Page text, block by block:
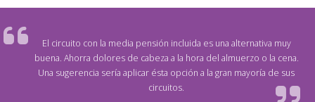
El circuito con la media pensión incluida es una alternativa muy
buena. Ahorra dolores de cabeza a la hora del almuerzo o la cena.
Una sugerencia sería aplicar ésta opción a la gran mayoría de sus
circuitos.